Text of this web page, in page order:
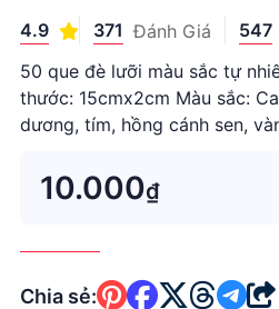
4.9 371 Đánh Giá 547
50 que đè lưỡi màu sắc tự
thước: 15cmx2cm Màu sắc:
dương, tím, hồng cánh sen,
hoặc phân loại nhiều màu
màu dùng trong mô hì
10.000₫
Chia sẻ: